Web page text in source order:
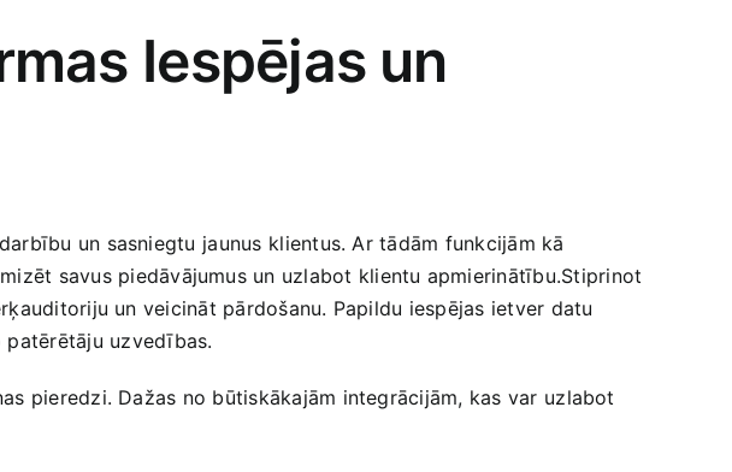
Iespējas⁢ un
un sasniegtu ⁤jaunus⁢ klientus. ‍Ar tādām funkcijām kā
savus piedāvājumus un uzlabot klientu apmierinātību.Stiprinot
un veicināt pārdošanu. Papildu iespējas ietver datu
⁢uzvedības.
pieredzi. Dažas no būtiskākajām integrācijām, kas var ⁢uzlabot